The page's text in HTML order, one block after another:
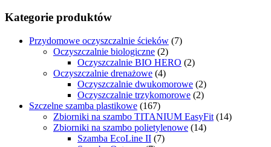
Kategorie produktów
Przydomowe oczyszczalnie ścieków (7)
Oczyszczalnie biologiczne (2)
Oczyszczalnie BIO HERO (2)
Oczyszczalnie drenażowe (4)
Oczyszczalnie dwukomorowe (2)
Oczyszczalnie trzykomorowe (2)
Szczelne szamba plastikowe (167)
Zbiorniki na szambo TITANIUM EasyFit (14)
Zbiorniki na szambo polietylenowe (14)
Szamba EcoLine II (7)